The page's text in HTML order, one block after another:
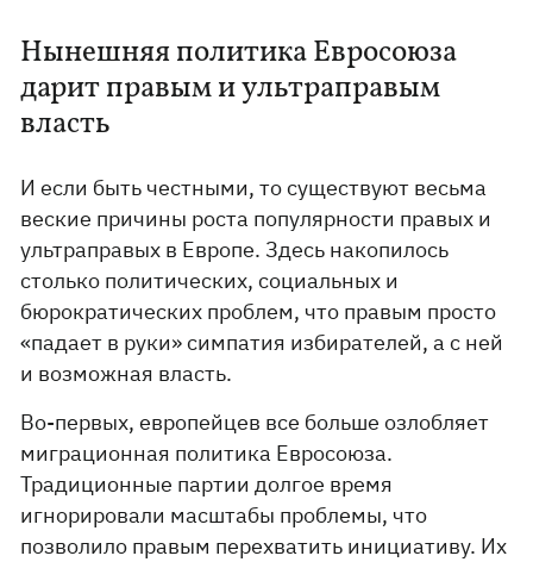
Нынешняя политика Евросоюза
дарит правым и ультраправым
власть
И если быть честными, то существуют весьма
веские причины роста популярности правых и
ультраправых в Европе. Здесь накопилось
столько политических, социальных и
бюрократических проблем, что правым просто
«падает в руки» симпатия избирателей, а с ней
и возможная власть.
Во-первых, европейцев все больше озлобляет
миграционная политика Евросоюза.
Традиционные партии долгое время
игнорировали масштабы проблемы, что
позволило правым перехватить инициативу. Их